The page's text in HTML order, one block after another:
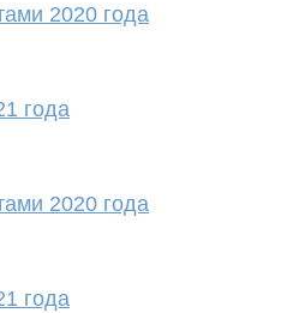
2020 года
года
2020 года
года